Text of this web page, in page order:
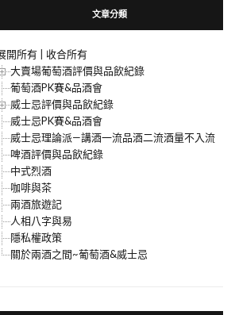
文章分類
開所有
收合所有
大賣場葡萄酒評價與品飲紀錄
葡萄酒PK賽&品酒會
威士忌評價與品飲紀錄
威士忌PK賽&品酒會
威士忌理論派—講酒一流品酒二流酒量不入流
啤酒評價與品飲紀錄
中式烈酒
咖啡與茶
兩酒旅遊記
人相八字與易
隱私權政策
關於兩酒之間~葡萄酒&威士忌